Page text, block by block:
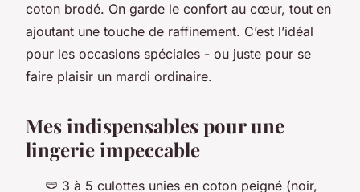
coton brodé. On garde le confort au cœur, tout en
ajoutant une touche de raffinement. C’est l’idéal
pour les occasions spéciales - ou juste pour se
faire plaisir un mardi ordinaire.
Mes indispensables pour une
lingerie impeccable
🩲 3 à 5 culottes unies en coton peigné (noir,